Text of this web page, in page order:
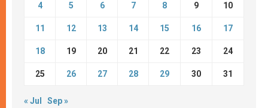
4 5 6 7 8 9 10
11 12 13 14 15 16 17
18 19 20 21 22 23 24
25 26 27 28 29 30 31
« Jul Sep »